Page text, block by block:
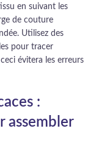
en suivant les
de couture
Utilisez des
pour tracer
évitera les erreurs
:
assembler